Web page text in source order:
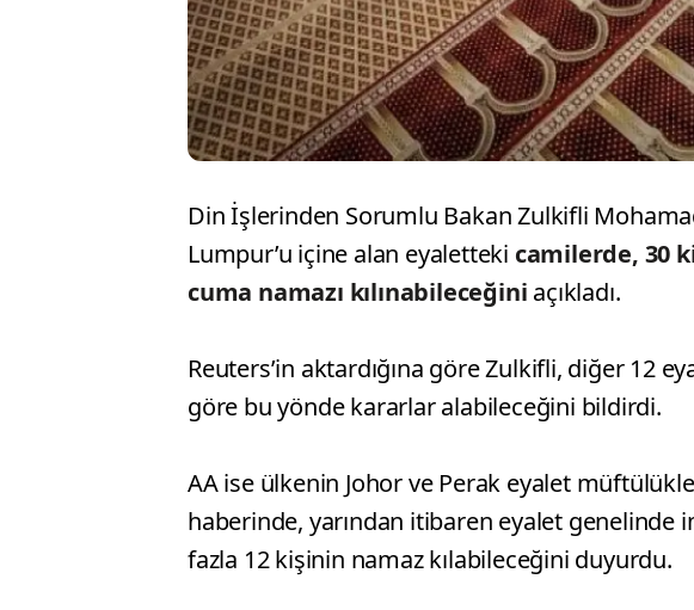
Din İşlerinden Sorumlu Bakan Zulkifli
Lumpur’u içine alan eyaletteki camilerde, 30
cuma namazı kılınabileceğini açıkladı.
Reuters’in aktardığına göre Zulkifli, diğer 12
göre bu yönde kararlar alabileceğini bildirdi.
AA ise ülkenin Johor ve Perak eyalet
haberinde, yarından itibaren eyalet genelinde
fazla 12 kişinin namaz kılabileceğini duyurdu.